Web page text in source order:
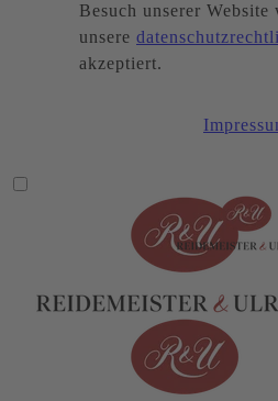
Besuch unserer Website
unsere
akzeptiert.